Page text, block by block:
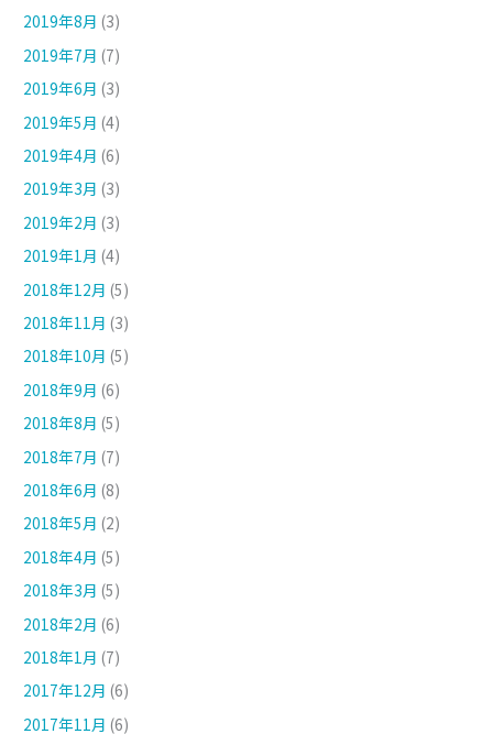
2019年8月 (3)
2019年7月 (7)
2019年6月 (3)
2019年5月 (4)
2019年4月 (6)
2019年3月 (3)
2019年2月 (3)
2019年1月 (4)
2018年12月 (5)
2018年11月 (3)
2018年10月 (5)
2018年9月 (6)
2018年8月 (5)
2018年7月 (7)
2018年6月 (8)
2018年5月 (2)
2018年4月 (5)
2018年3月 (5)
2018年2月 (6)
2018年1月 (7)
2017年12月 (6)
2017年11月 (6)